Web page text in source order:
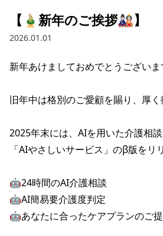
【🎍新年のご挨拶🎎】
2026.01.01
新年あけましておめでとうございま
旧年中は格別のご愛顧を賜り、厚く
2025年末には、AIを用いた介護相
「AIやさしいサービス」のβ版をリ
🤖24時間のAI介護相談
🤖AI簡易要介護度判定
🤖あなたに合ったケアプランのご